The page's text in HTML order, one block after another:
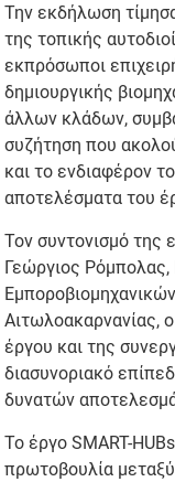
Την εκδήλωση
της τοπικής
εκπρόσωποι
δημιουργικής
άλλων κλάδων,
συζήτηση που
και το ενδιαφέρον
αποτελέσματα του
Τον συντονισμό
Γεώργιος
Αιτωλοακαρνανίας,
έργου και της
διασυνοριακό
δυνατών
Το έργο SMART-
πρωτοβουλία